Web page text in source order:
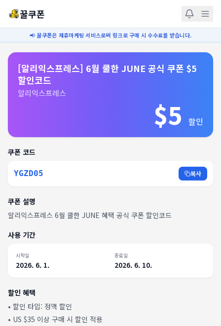
꿀쿠폰
📢 꿀쿠폰은 제휴마케팅 서비스로써 링크로 구매 시 수수료를 받습니다.
[알리익스프레스] 6월 쿨한 JUNE 공식 쿠폰 $5
할인코드
알리익스프레스
$5 할인
쿠폰 코드
YGZD05 복사
쿠폰 설명
알리익스프레스 6월 쿨한 JUNE 혜택 공식 쿠폰 할인코드
사용 기간
시작일
2026. 6. 1.
종료일
2026. 6. 10.
할인 혜택
• 할인 타입: 정액 할인
• US $35 이상 구매 시 할인 적용